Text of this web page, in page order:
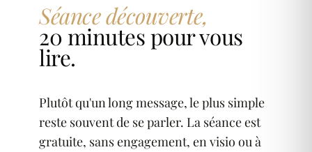
Séance découverte,
20 minutes pour vous
lire.
Plutôt qu'un long message, le plus simple
reste souvent de se parler. La séance est
gratuite, sans engagement, en visio ou à